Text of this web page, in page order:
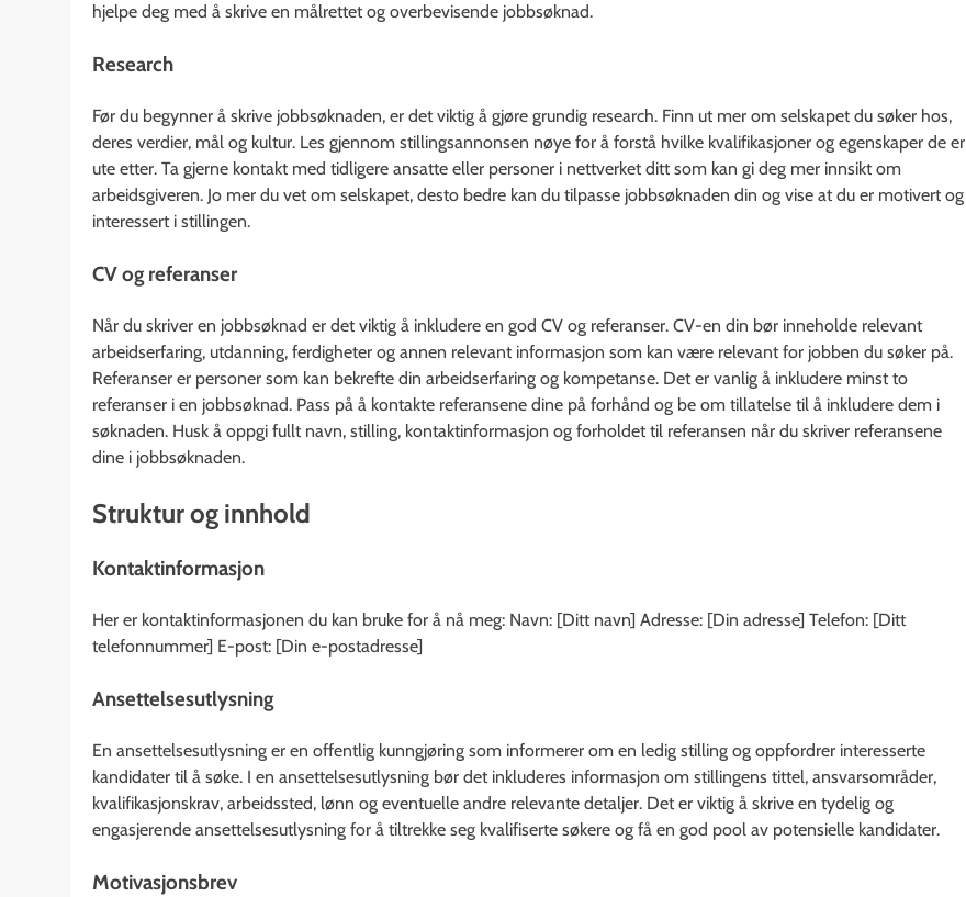
hjelpe deg med å skrive en målrettet og overbevisende jobbsøknad.
Research
Før du begynner å skrive jobbsøknaden, er det viktig å gjøre grundig research. Finn ut mer om selskapet du søker hos,
deres verdier, mål og kultur. Les gjennom stillingsannonsen nøye for å forstå hvilke kvalifikasjoner og egenskaper de er
ute etter. Ta gjerne kontakt med tidligere ansatte eller personer i nettverket ditt som kan gi deg mer innsikt om
arbeidsgiveren. Jo mer du vet om selskapet, desto bedre kan du tilpasse jobbsøknaden din og vise at du er motivert og
interessert i stillingen.
CV og referanser
Når du skriver en jobbsøknad er det viktig å inkludere en god CV og referanser. CV-en din bør inneholde relevant
arbeidserfaring, utdanning, ferdigheter og annen relevant informasjon som kan være relevant for jobben du søker på.
Referanser er personer som kan bekrefte din arbeidserfaring og kompetanse. Det er vanlig å inkludere minst to
referanser i en jobbsøknad. Pass på å kontakte referansene dine på forhånd og be om tillatelse til å inkludere dem i
søknaden. Husk å oppgi fullt navn, stilling, kontaktinformasjon og forholdet til referansen når du skriver referansene
dine i jobbsøknaden.
Struktur og innhold
Kontaktinformasjon
Her er kontaktinformasjonen du kan bruke for å nå meg: Navn: [Ditt navn] Adresse: [Din adresse] Telefon: [Ditt
telefonnummer] E-post: [Din e-postadresse]
Ansettelsesutlysning
En ansettelsesutlysning er en offentlig kunngjøring som informerer om en ledig stilling og oppfordrer interesserte
kandidater til å søke. I en ansettelsesutlysning bør det inkluderes informasjon om stillingens tittel, ansvarsområder,
kvalifikasjonskrav, arbeidssted, lønn og eventuelle andre relevante detaljer. Det er viktig å skrive en tydelig og
engasjerende ansettelsesutlysning for å tiltrekke seg kvalifiserte søkere og få en god pool av potensielle kandidater.
Motivasjonsbrev